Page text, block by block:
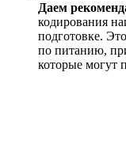
Даем
кодирования
подготовке.
по питанию,
которые могут